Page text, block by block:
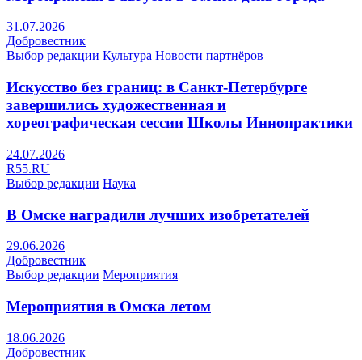
31.07.2026
Добровестник
Выбор редакции Культура Новости партнёров
Искусство без границ: в Санкт-Петербурге
завершились художественная и
хореографическая сессии Школы Иннопрактики
24.07.2026
R55.RU
Выбор редакции Наука
В Омске наградили лучших изобретателей
29.06.2026
Добровестник
Выбор редакции Мероприятия
Мероприятия в Омска летом
18.06.2026
Добровестник